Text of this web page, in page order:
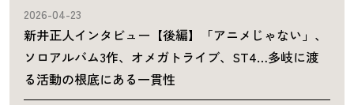
2026-04-23
新井正人インタビュー【後編】「アニメじゃない」、
ソロアルバム3作、オメガトライブ、ST4…多岐に渡
る活動の根底にある一貫性